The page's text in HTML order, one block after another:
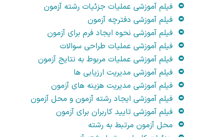
فیلم آموزشی عملیات جزئیات رشته آزمون
فیلم آموزشی دفترچه آزمون
فیلم آموزشی نحوه ایجاد فرم برای آزمون
فیلم آموزشی عملیات طراحی سوالات
فیلم آموزشی عملیات مربوط به نتایج آزمون
فیلم آموزشی مدیریت ارزیابی ها
فیلم آموزشی مدیریت هزینه های آزمون
فیلم آموزشی ایجاد رشته آزمون و محل آزمون
فیلم آموزشی تایید کاربران برای آزمون
محل آزمون مرتبط به رشته